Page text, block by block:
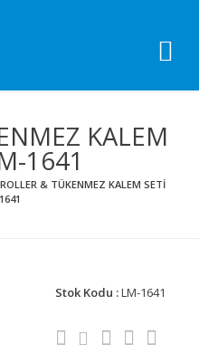
KALEM
1641
ROLLER & TÜKENMEZ KALEM SETİ
Stok Kodu :LM-1641